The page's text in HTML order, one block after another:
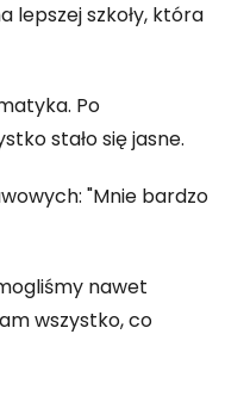
lepszej szkoły, która
Po
stało się jasne.
"Mnie bardzo
nawet
wszystko, co